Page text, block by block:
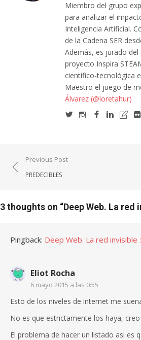
Miembro del grupo
para analizar el
Inteligencia Artificial.
de la Cadena SER
Además, es jurado
proyecto Inspira
científico-tecnológica
Maestro el juego de
Álvarez (@loretahur)
Navegación
de
Previous Post
PREDECIBLES
3 thoughts on “Deep Web. La red
Pingback: Deep Web. La red invisible
Eliot Rocha
6 mayo 2015 a las 0:55
Esto de los niveles de internet me
No es que estrictamente los haya,
El problema de hacer un listado asi es